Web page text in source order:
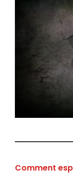
Comment